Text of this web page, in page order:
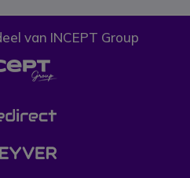
van INCEPT Group